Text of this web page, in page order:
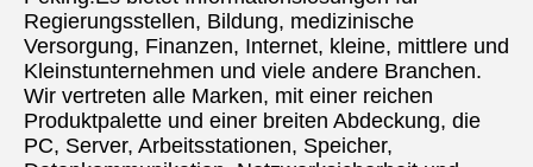
Regierungsstellen, Bildung, medizinische
Versorgung, Finanzen, Internet, kleine, mittlere und
Kleinstunternehmen und viele andere Branchen.
Wir vertreten alle Marken, mit einer reichen
Produktpalette und einer breiten Abdeckung, die
PC, Server, Arbeitsstationen, Speicher,